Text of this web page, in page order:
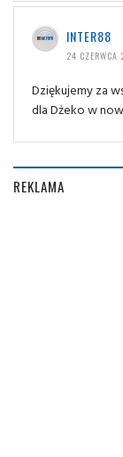
INTER88
24
Dziękujemy za
dla Dżeko w
REKLAMA